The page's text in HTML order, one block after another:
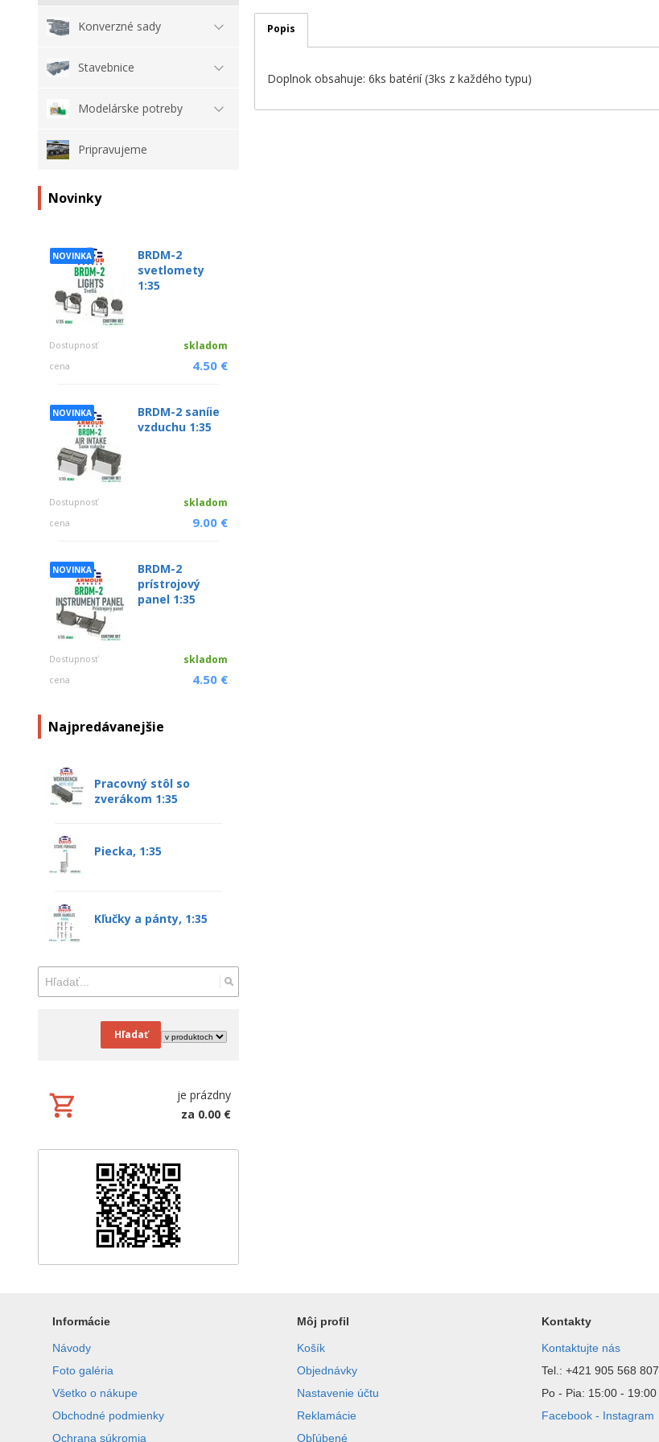
Konverzné sady
Stavebnice
Modelárske potreby
Pripravujeme
Novinky
NOVINKA
BRDM-2
svetlomety
1:35
Dostupnosť skladom
cena 4.50 €
NOVINKA
BRDM-2 saníie
vzduchu 1:35
Dostupnosť skladom
cena 9.00 €
NOVINKA
BRDM-2
prístrojový
panel 1:35
Dostupnosť skladom
cena 4.50 €
Najpredávanejšie
Pracovný stôl so
zverákom 1:35
Piecka, 1:35
Kľučky a pánty, 1:35
Hľadať
je prázdny
za 0.00 €
Popis
Doplnok obsahuje: 6ks batérií (3ks z každého typu)
Informácie
Návody
Foto galéria
Všetko o nákupe
Obchodné podmienky
Ochrana súkromia
Môj profil
Košík
Objednávky
Nastavenie účtu
Reklamácie
Obľúbené
Kontakty
Kontaktujte nás
Tel.: +421 905 568 807
Po - Pia: 15:00 - 19:00
Facebook - Instagram